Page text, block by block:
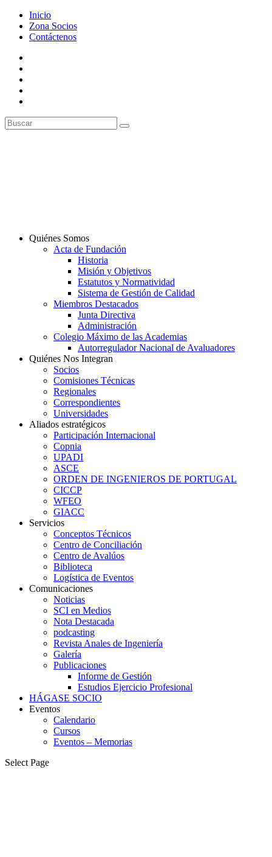
Inicio
Zona Socios
Contáctenos
Quiénes Somos
Acta de Fundación
Historia
Misión y Objetivos
Estatutos y Normatividad
Sistema de Gestión de Calidad
Miembros Destacados
Junta Directiva
Administración
Colegio Máximo de las Academias
Autorregulador Nacional de Avaluadores
Quiénes Nos Integran
Socios
Comisiones Técnicas
Regionales
Correspondientes
Universidades
Aliados estratégicos
Participación Internacional
Copnia
UPADI
ASCE
ORDEN DE INGENIEROS DE PORTUGAL
CICCP
WFEO
GIACC
Servicios
Conceptos Técnicos
Centro de Conciliación
Centro de Avalúos
Biblioteca
Logística de Eventos
Comunicaciones
Noticias
SCI en Medios
Nota Destacada
podcasting
Revista Anales de Ingeniería
Galería
Publicaciones
Informe de Gestión
Estudios Ejercicio Profesional
HÁGASE SOCIO
Eventos
Calendario
Cursos
Eventos – Memorias
Select Page